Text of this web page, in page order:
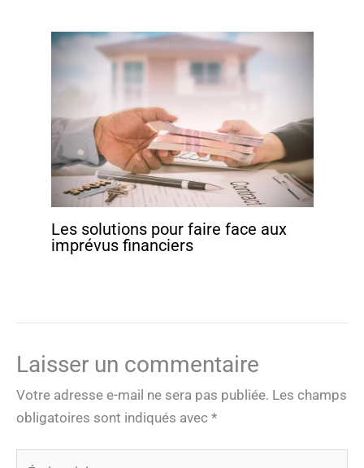
Les solutions pour faire face aux
imprévus financiers
Laisser un commentaire
Votre adresse e-mail ne sera pas publiée. Les champs
obligatoires sont indiqués avec *